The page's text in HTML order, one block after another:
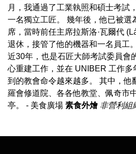
月，我通過了工業執照和碩士考試
一名獨立工匠。 幾年後，他已被選
席，當時前任主席拉斯洛·瓦爾代
退休，接管了他的機器和一名員工
近30年，也是石匠大師考試委員會
心重建工作，並在 UNIBER 工作
到的教會命令越來越多。 其中，他
羅會修道院、各各他教堂、佩奇市
亭。 - 美食廣場 素食外燴 非營利組